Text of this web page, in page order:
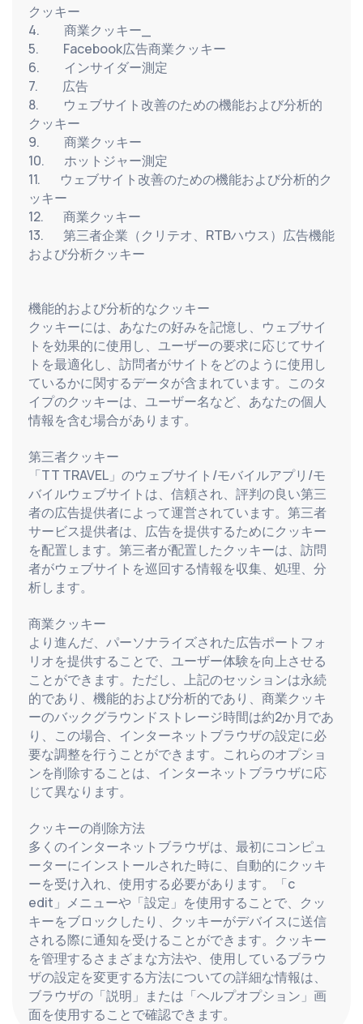
クッキー
4.          商業クッキー_
5.          Facebook広告商業クッキー
6.          インサイダー測定
7.          広告
8.          ウェブサイト改善のための機能および分析的
クッキー
9.          商業クッキー
10.        ホットジャー測定
11.        ウェブサイト改善のための機能および分析的ク
ッキー
12.        商業クッキー
13.        第三者企業（クリテオ、RTBハウス）広告機能
および分析クッキー
機能的および分析的なクッキー
クッキーには、あなたの好みを記憶し、ウェブサイ
トを効果的に使用し、ユーザーの要求に応じてサイ
トを最適化し、訪問者がサイトをどのように使用し
ているかに関するデータが含まれています。このタ
イプのクッキーは、ユーザー名など、あなたの個人
情報を含む場合があります。
第三者クッキー
「TT TRAVEL」のウェブサイト/モバイルアプリ/モ
バイルウェブサイトは、信頼され、評判の良い第三
者の広告提供者によって運営されています。第三者
サービス提供者は、広告を提供するためにクッキー
を配置します。第三者が配置したクッキーは、訪問
者がウェブサイトを巡回する情報を収集、処理、分
析します。
商業クッキー
より進んだ、パーソナライズされた広告ポートフォ
リオを提供することで、ユーザー体験を向上させる
ことができます。ただし、上記のセッションは永続
的であり、機能的および分析的であり、商業クッキ
ーのバックグラウンドストレージ時間は約2か月であ
り、この場合、インターネットブラウザの設定に必
要な調整を行うことができます。これらのオプショ
ンを削除することは、インターネットブラウザに応
じて異なります。
クッキーの削除方法
多くのインターネットブラウザは、最初にコンピュ
ーターにインストールされた時に、自動的にクッキ
ーを受け入れ、使用する必要があります。「c
edit」メニューや「設定」を使用することで、クッ
キーをブロックしたり、クッキーがデバイスに送信
される際に通知を受けることができます。クッキー
を管理するさまざまな方法や、使用しているブラウ
ザの設定を変更する方法についての詳細な情報は、
ブラウザの「説明」または「ヘルプオプション」画
面を使用することで確認できます。